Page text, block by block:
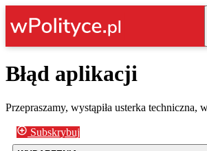
Błąd aplikacji
Przepraszamy, wystąpiła usterka techniczna,
Subskrybuj